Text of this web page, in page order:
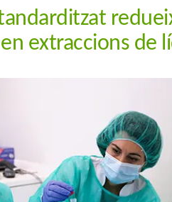
extraccions de